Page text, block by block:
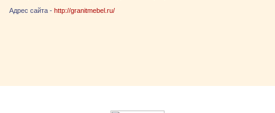
Адрес сайта - http://granitmebel.ru/